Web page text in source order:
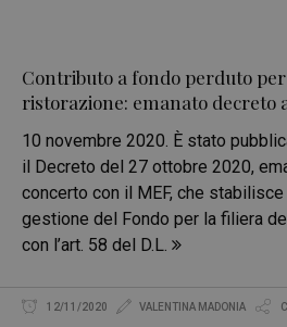
Contributo a fondo perduto
ristorazione: emanato decreto
10 novembre 2020. È stato
il Decreto del 27 ottobre 2020,
concerto con il MEF, che
gestione del Fondo per la filiera
con l’art. 58 del D.L.
12/11/2020 VALENTINA MADONIA